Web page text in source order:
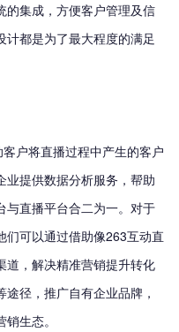
的集成，方便客户管理及信
都是为了最大程度的满足
户将直播过程中产生的客户
业提供数据分析服务，帮助
与直播平台合二为一。对于
们可以通过借助像263互动直
道，解决精准营销提升转化
径，推广自有企业品牌，
生态。